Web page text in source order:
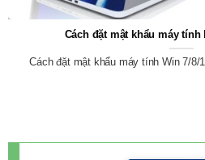
Cách đặt mật khẩu máy
Cách đặt mật khẩu máy tính Win 7/8/